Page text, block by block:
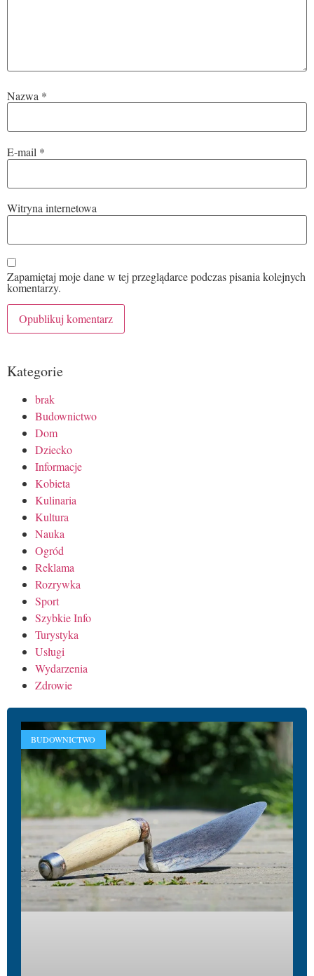
Nazwa *
E-mail *
Witryna internetowa
Zapamiętaj moje dane w tej przeglądarce podczas pisania kolejnych
komentarzy.
Kategorie
brak
Budownictwo
Dom
Dziecko
Informacje
Kobieta
Kulinaria
Kultura
Nauka
Ogród
Reklama
Rozrywka
Sport
Szybkie Info
Turystyka
Usługi
Wydarzenia
Zdrowie
BUDOWNICTWO